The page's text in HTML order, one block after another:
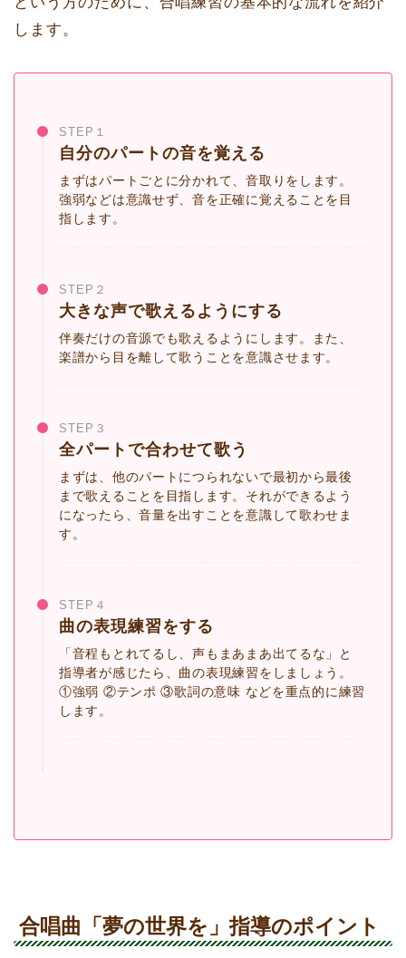
します。
STEP１
自分のパートの音を覚える
まずはパートごとに分かれて、音取りをします。
強弱などは意識せず、音を正確に覚えることを目
指します。
STEP２
大きな声で歌えるようにする
伴奏だけの音源でも歌えるようにします。また、
楽譜から目を離して歌うことを意識させます。
STEP３
全パートで合わせて歌う
まずは、他のパートにつられないで最初から最後
まで歌えることを目指します。それができるよう
になったら、音量を出すことを意識して歌わせま
す。
STEP４
曲の表現練習をする
「音程もとれてるし、声もまあまあ出てるな」と
指導者が感じたら、曲の表現練習をしましょう。
①強弱 ②テンポ ③歌詞の意味 などを重点的に練習
します。
合唱曲「夢の世界を」指導のポイント